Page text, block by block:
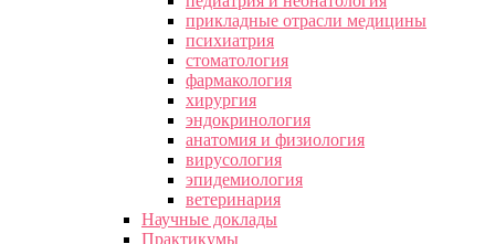
прикладные отрасли медицины
психиатрия
стоматология
фармакология
хирургия
эндокринология
анатомия и физиология
вирусология
эпидемиология
ветеринария
Научные доклады
Практикумы